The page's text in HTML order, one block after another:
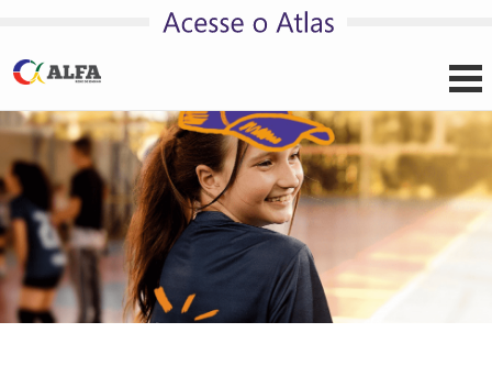
Pular para o conteúdo